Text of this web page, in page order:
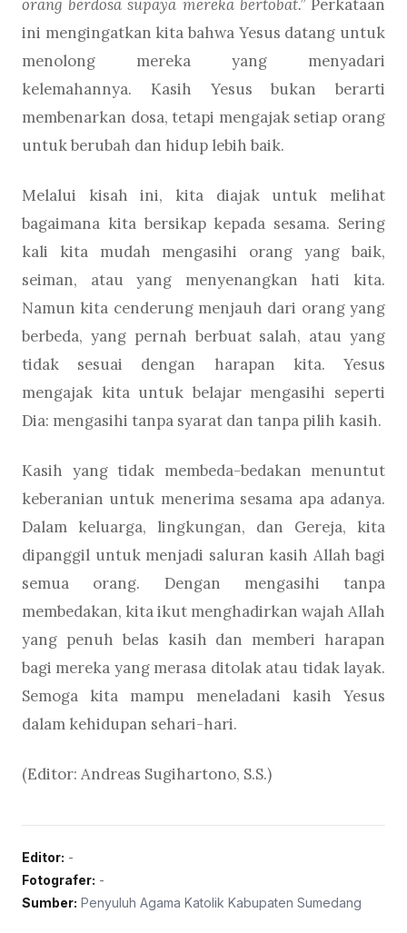
orang berdosa supaya mereka bertobat.”Perkataan
ini mengingatkan kita bahwa Yesus datang untuk
menolong mereka yang menyadari
kelemahannya. Kasih Yesus bukan berarti
membenarkan dosa, tetapi mengajak setiap orang
untuk berubah dan hidup lebih baik.
Melalui kisah ini, kita diajak untuk melihat
bagaimana kita bersikap kepada sesama. Sering
kali kita mudah mengasihi orang yang baik,
seiman, atau yang menyenangkan hati kita.
Namun kita cenderung menjauh dari orang yang
berbeda, yang pernah berbuat salah, atau yang
tidak sesuai dengan harapan kita. Yesus
mengajak kita untuk belajar mengasihi seperti
Dia: mengasihi tanpa syarat dan tanpa pilih kasih.
Kasih yang tidak membeda-bedakan menuntut
keberanian untuk menerima sesama apa adanya.
Dalam keluarga, lingkungan, dan Gereja, kita
dipanggil untuk menjadi saluran kasih Allah bagi
semua orang. Dengan mengasihi tanpa
membedakan, kita ikut menghadirkan wajah Allah
yang penuh belas kasih dan memberi harapan
bagi mereka yang merasa ditolak atau tidak layak.
Semoga kita mampu meneladani kasih Yesus
dalam kehidupan sehari-hari.
(Editor: Andreas Sugihartono, S.S.)
Editor: -
Fotografer: -
Sumber: Penyuluh Agama Katolik Kabupaten Sumedang